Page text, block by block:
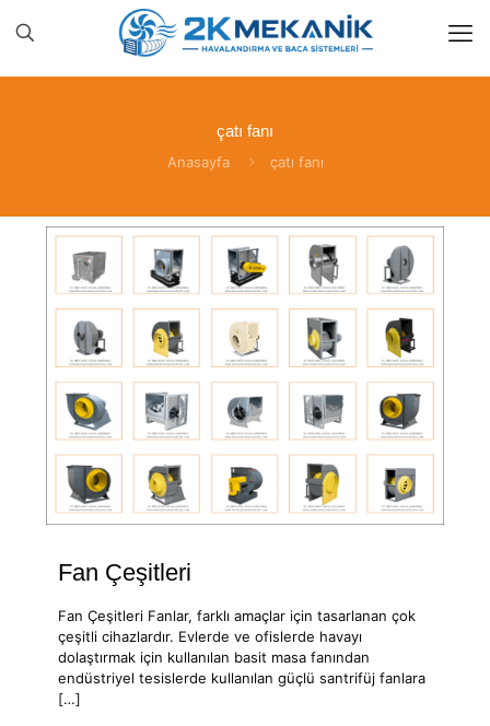
çatı fanı
Anasayfa çatı fanı
Fan Çeşitleri
Fan Çeşitleri Fanlar, farklı amaçlar için tasarlanan çok
çeşitli cihazlardır. Evlerde ve ofislerde havayı
dolaştırmak için kullanılan basit masa fanından
endüstriyel tesislerde kullanılan güçlü santrifüj fanlara
[…]